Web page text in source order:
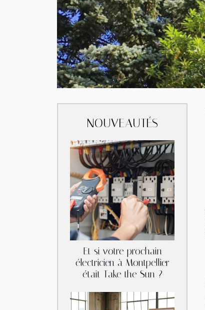
NOUVEAUTÉS
Et si votre prochain
électricien à Montpellier
était Take the Sun ?